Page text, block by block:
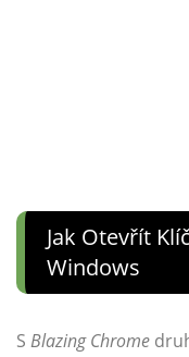
Jak Otevřít
Windows
S Blazing Chrome